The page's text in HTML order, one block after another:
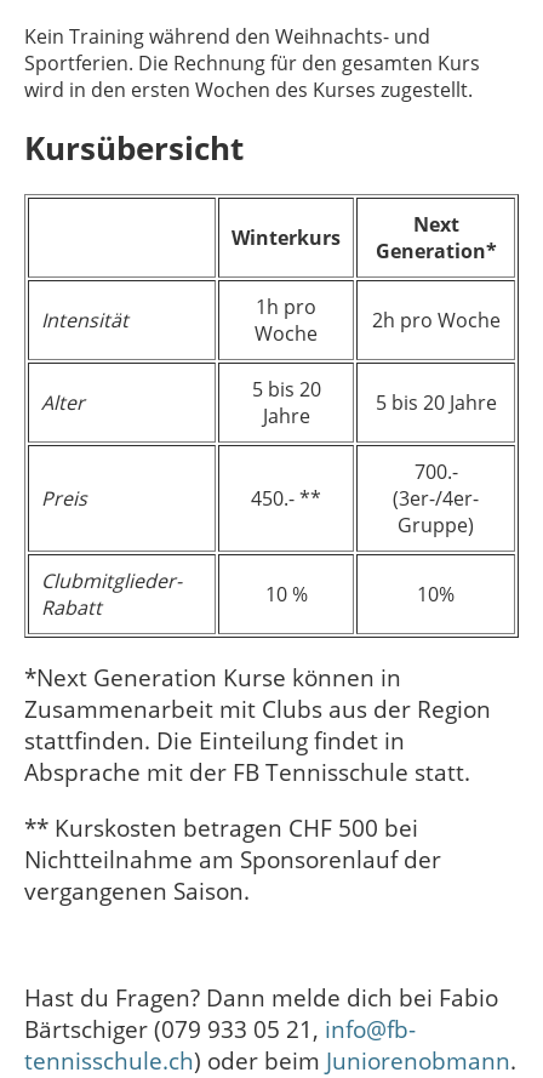
Kein Training während den Weihnachts- und
Sportferien. Die Rechnung für den gesamten Kurs
wird in den ersten Wochen des Kurses zugestellt.
Kursübersicht
Winterkurs
Next
Generation*
Intensität
1h pro
Woche
2h pro Woche
Alter
5 bis 20
Jahre
5 bis 20 Jahre
Preis 450.- **
700.-
(3er-/4er-
Gruppe)
Clubmitglieder-
Rabatt
10 % 10%
*Next Generation Kurse können in
Zusammenarbeit mit Clubs aus der Region
stattfinden. Die Einteilung findet in
Absprache mit der FB Tennisschule statt.
** Kurskosten betragen CHF 500 bei
Nichtteilnahme am Sponsorenlauf der
vergangenen Saison.
Hast du Fragen? Dann melde dich bei Fabio
Bärtschiger (079 933 05 21, info@fb-
tennisschule.ch) oder beim Juniorenobmann.